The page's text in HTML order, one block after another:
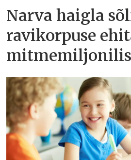
Narva haigla
ravikorpuse